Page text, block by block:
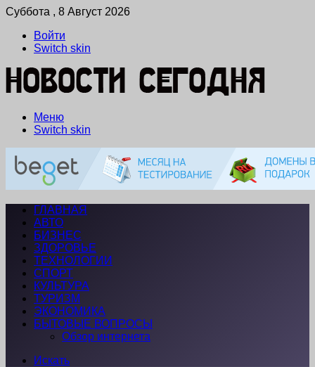
Суббота , 8 Август 2026
Войти
Switch skin
Меню
Switch skin
ГЛАВНАЯ
АВТО
БИЗНЕС
ЗДОРОВЬЕ
ТЕХНОЛОГИИ
СПОРТ
КУЛЬТУРА
ТУРИЗМ
ЭКОНОМИКА
БЫТОВЫЕ ВОПРОСЫ
Обзор интернета
Искать